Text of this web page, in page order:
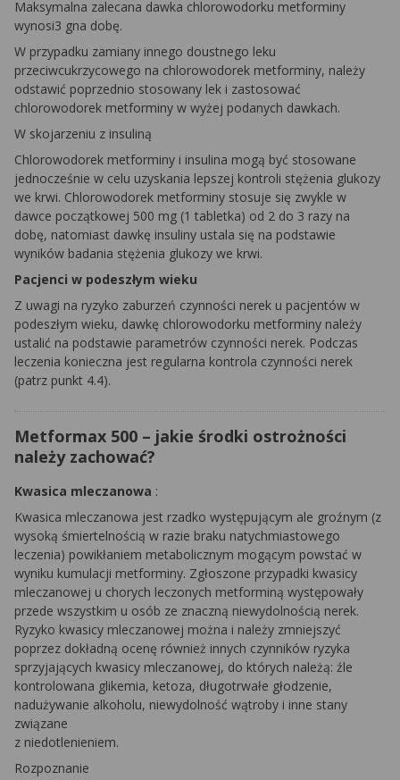
Maksymalna zalecana dawka chlorowodorku metforminy
wynosi3 gna dobę.
W przypadku zamiany innego doustnego leku
przeciwcukrzycowego na chlorowodorek metforminy, należy
odstawić poprzednio stosowany lek i zastosować
chlorowodorek metforminy w wyżej podanych dawkach.
W skojarzeniu z insuliną
Chlorowodorek metforminy i insulina mogą być stosowane
jednocześnie w celu uzyskania lepszej kontroli stężenia glukozy
we krwi. Chlorowodorek metforminy stosuje się zwykle w
dawce początkowej 500 mg (1 tabletka) od 2 do 3 razy na
dobę, natomiast dawkę insuliny ustala się na podstawie
wyników badania stężenia glukozy we krwi.
Pacjenci w podeszłym wieku
Z uwagi na ryzyko zaburzeń czynności nerek u pacjentów w
podeszłym wieku, dawkę chlorowodorku metforminy należy
ustalić na podstawie parametrów czynności nerek. Podczas
leczenia konieczna jest regularna kontrola czynności nerek
(patrz punkt 4.4).
Metformax 500 – jakie środki ostrożności
należy zachować?
Kwasica mleczanowa :
Kwasica mleczanowa jest rzadko występującym ale groźnym (z
wysoką śmiertelnością w razie braku natychmiastowego
leczenia) powikłaniem metabolicznym mogącym powstać w
wyniku kumulacji metforminy. Zgłoszone przypadki kwasicy
mleczanowej u chorych leczonych metforminą występowały
przede wszystkim u osób ze znaczną niewydolnością nerek.
Ryzyko kwasicy mleczanowej można i należy zmniejszyć
poprzez dokładną ocenę również innych czynników ryzyka
sprzyjających kwasicy mleczanowej, do których należą: źle
kontrolowana glikemia, ketoza, długotrwałe głodzenie,
nadużywanie alkoholu, niewydolność wątroby i inne stany
związane
z niedotlenieniem.
Rozpoznanie